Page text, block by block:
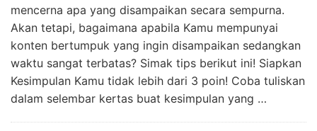
mencerna apa yang disampaikan secara sempurna.
Akan tetapi, bagaimana apabila Kamu mempunyai
konten bertumpuk yang ingin disampaikan sedangkan
waktu sangat terbatas? Simak tips berikut ini! Siapkan
Kesimpulan Kamu tidak lebih dari 3 poin! Coba tuliskan
dalam selembar kertas buat kesimpulan yang …